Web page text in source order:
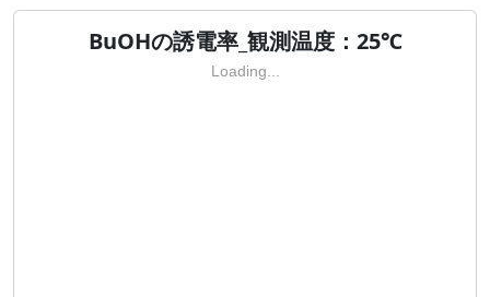
BuOHの誘電率_観測温度：25℃
Loading...